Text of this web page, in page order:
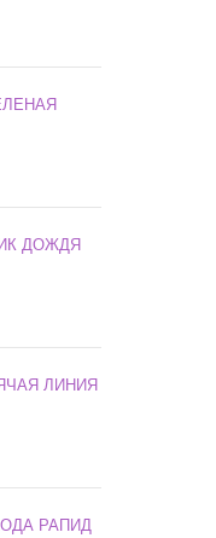
ДОЖДЯ
ЛИНИЯ
РАПИД